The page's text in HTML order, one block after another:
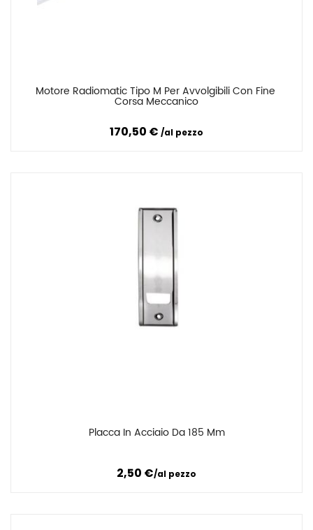
Motore Radiomatic Tipo M Per Avvolgibili Con Fine
Corsa Meccanico
170,50 € al pezzo
Confronta
Placca In Acciaio Da 185 Mm
2,50 € al pezzo
Confronta